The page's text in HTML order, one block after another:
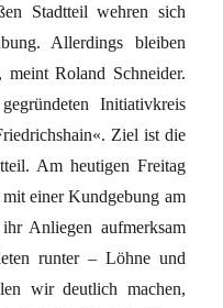
Stadtteil wehren sich
Allerdings bleiben
meint Roland Schneider.
Initiativkreis
Ziel ist die
Am heutigen Freitag
einer Kundgebung am
Anliegen aufmerksam
runter – Löhne und
wir deutlich machen,